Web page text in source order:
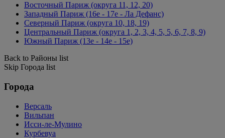
Восточный Париж (округа 11, 12, 20)
Западный Париж (16e - 17e - Ла Дефанс)
Северный Париж (округа 10, 18, 19)
Центральный Париж (округа 1, 2, 3, 4, 5, 5, 6, 7, 8, 9)
Южный Париж (13e - 14e - 15e)
Back to Районы list
Skip Города list
Города
Версаль
Вильпан
Исси-ле-Мулино
Курбевуа